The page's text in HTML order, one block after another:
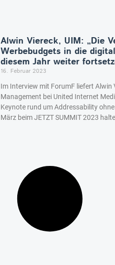
Alwin Viereck, UIM: „Die
Werbebudgets in die
diesem Jahr weiter
16. Februar 2023
Im Interview mit ForumF liefert Alwin
Management bei United Internet
Keynote rund um Addressability
März beim JETZT SUMMIT 2023